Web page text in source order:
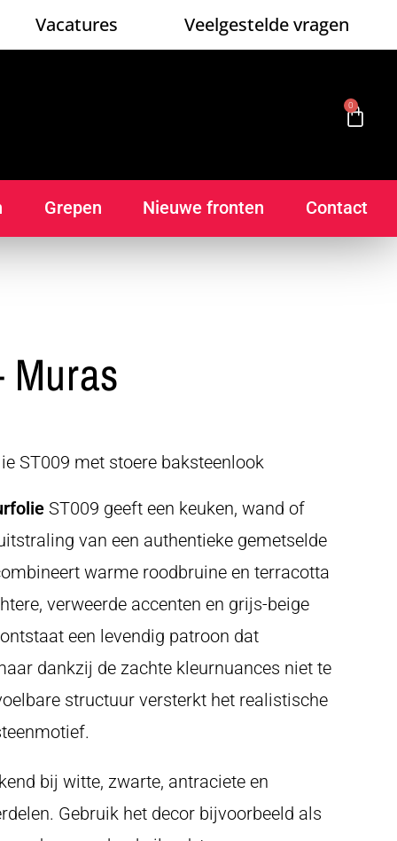
Vacatures Veelgestelde vragen
0
Grepen Nieuwe fronten Contact
Muras
ST009 met stoere baksteenlook
ST009 geeft een keuken, wand of
van een authentieke gemetselde
warme roodbruine en terracotta
verweerde accenten en grijs-beige
een levendig patroon dat
dankzij de zachte kleurnuances niet te
structuur versterkt het realistische
bij witte, zwarte, antraciete en
Gebruik het decor bijvoorbeeld als